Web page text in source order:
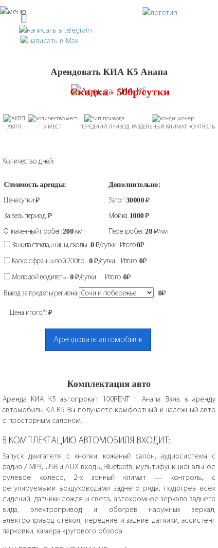
Арендовать КИА К5 Анапа
Скидка - 500р/сутки
АКПП 5 МЕСТ ПЕРЕДНИЙ ПРИВОД РАЗДЕЛЬНЫЙ КЛИМАТ КОНТРОЛЬ
Количество дней:
Стоимость аренды: Дополнительно:
Цена сутки:₽ Залог:30000₽
За весь период:₽ Мойка:1000₽
Оплаченный пробег: 200 км Перепробег:28₽/км
Защита стекла, шины, сколы-0₽/сутки. Итого:0₽
Каско с франшизой 200т.р -0₽/сутки. Итого:0₽
Молодой водитель -0₽/сутки Итого:0₽
Выезд за пределы региона:
0₽
Цена итого*:₽
Арендовать автомобиль
Комплектация авто
Аренда КИА К5 автопрокат 100RENT г. Анапа. Взяв в аренду
автомобиль KIA K5 Вы получаете комфортный и надежный авто
с просторным салоном.
В КОМПЛЕКТАЦИЮ АВТОМОБИЛЯ ВХОДИТ:
Запуск двигателя с кнопки, кожаный салон, аудиосистема с
радио / MP3, USB и AUX входы, Bluetooth, мультифункциональное
рулевое колесо, 2-х зонный климат — контроль, с
регулируемыми воздуховодами заднего ряда, подогрев всех
сидений, датчики дождя и света, автохромное зеркало заднего
вида, электропривод и обогрев наружных зеркал,
электропривод стёкол, передние и задние датчики, ассистент
парковки, камера кругового обзора.